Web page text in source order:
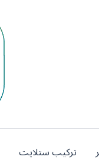
تركيب ستلايت